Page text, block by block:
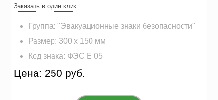
Заказать в один клик
Группа: "Эвакуационные знаки безопасности"
Размер: 300 х 150 мм
Код знака: ФЭС E 05
Цена: 250 руб.